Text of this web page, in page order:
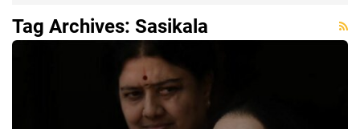
Tag Archives: Sasikala